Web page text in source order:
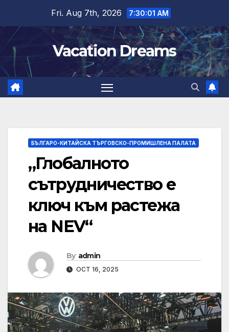
content
Fri. Aug 7th, 2026 7:30:02 AM
Vacation Dreams
БЪЛГАРО-КИТАЙСКА ТЪРГОВСКО-ПРОМИШЛЕНА ПАЛАТА
„Глобалното
сътрудничество е
ключ към растежа
на NEV“
By admin
OCT 16, 2025